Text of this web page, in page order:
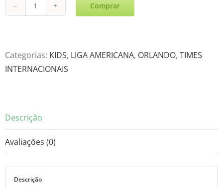
Orlando
24-
25
Comprar
Categorias: KIDS, LIGA AMERICANA, ORLANDO, TIMES
INTERNACIONAIS
Descrição
Avaliações (0)
Descrição